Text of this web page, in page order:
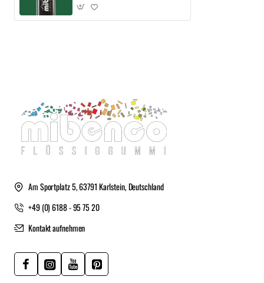
Am Sportplatz 5, 63791 Karlstein, Deutschland
+49 (0) 6188 - 95 75 20
Kontakt aufnehmen